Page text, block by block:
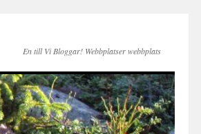
En till Vi Bloggar! Webbplatser webbplats